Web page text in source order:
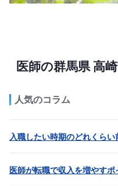
医師の群馬県 高
人気のコラム
入職したい時期のどれくら
医師が転職で収入を増やすポ